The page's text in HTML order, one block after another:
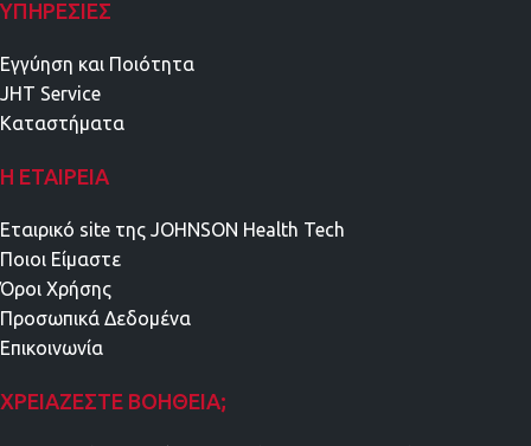
ΥΠΗΡΕΣΊΕΣ
Εγγύηση και Ποιότητα
JHT Service
Καταστήματα
Η ΕΤΑΙΡΕΊΑ
Εταιρικό site της JOHNSON Health Tech
Ποιοι Είμαστε
Όροι Χρήσης
Προσωπικά Δεδομένα
Επικοινωνία
ΧΡΕΙΆΖΕΣΤΕ ΒΟΉΘΕΙΑ;